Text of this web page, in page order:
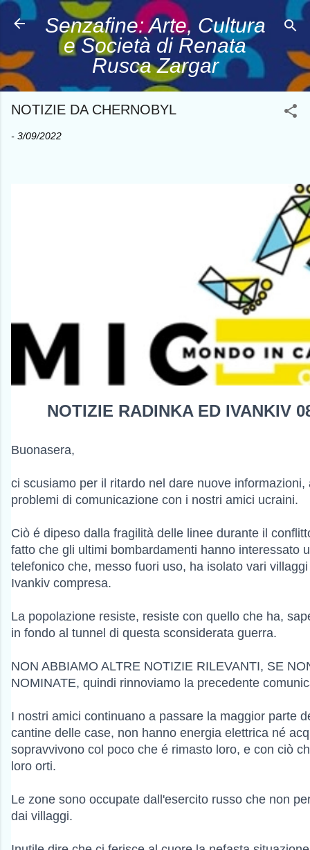
Passa ai contenuti principali
Senzafine: Arte, Cultura
e Società di Renata
Rusca Zargar
NOTIZIE DA CHERNOBYL
- 3/09/2022
NOTIZIE RADINKA ED IVANKIV
Buonasera,
ci scusiamo per il ritardo nel dare nuove informazioni,
problemi di comunicazione con i nostri amici ucraini.
Ciò é dipeso dalla fragilità delle linee durante il
fatto che gli ultimi bombardamenti hanno interessato
telefonico che, messo fuori uso, ha isolato vari
Ivankiv compresa.
La popolazione resiste, resiste con quello che ha,
in fondo al tunnel di questa sconsiderata guerra.
NON ABBIAMO ALTRE NOTIZIE RILEVANTI, SE
NOMINATE, quindi rinnoviamo la precedente
I nostri amici continuano a passare la maggior parte
cantine delle case, non hanno energia elettrica né
sopravvivono col poco che é rimasto loro, e con ciò
loro orti.
Le zone sono occupate dall'esercito russo che non
dai villaggi.